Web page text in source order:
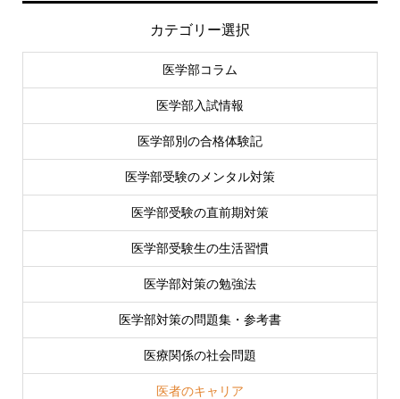
カテゴリー選択
医学部コラム
医学部入試情報
医学部別の合格体験記
医学部受験のメンタル対策
医学部受験の直前期対策
医学部受験生の生活習慣
医学部対策の勉強法
医学部対策の問題集・参考書
医療関係の社会問題
医者のキャリア